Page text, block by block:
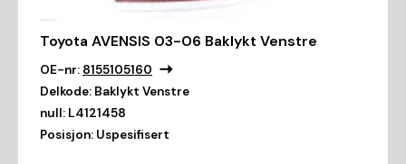
Toyota AVENSIS 03-06 Baklykt Venstre
OE-nr: 8155105160
Delkode: Baklykt Venstre
null: L4121458
Posisjon: Uspesifisert